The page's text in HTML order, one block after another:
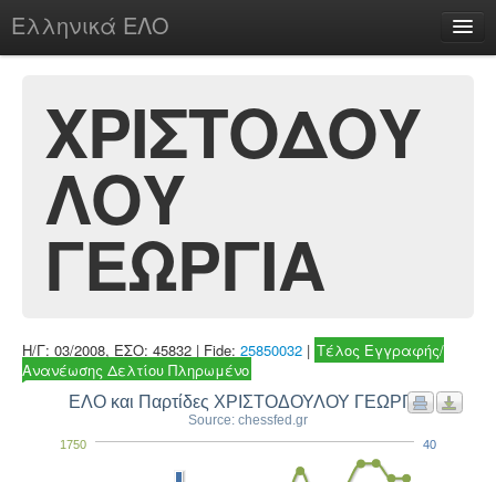
Ελληνικά ΕΛΟ
chesstu.be @ discord
Login
ΧΡΙΣΤΟΔΟΥ
ΛΟΥ
ΓΕΩΡΓΙΑ
Η/Γ: 03/2008, ΕΣΟ: 45832 | Fide: 25850032 | Τέλος Εγγραφής/
Ανανέωσης Δελτίου Πληρωμένο
ΕΛΟ και Παρτίδες ΧΡΙΣΤΟΔΟΥΛΟΥ ΓΕΩΡΓΙΑ
Source: chessfed.gr
1750 40